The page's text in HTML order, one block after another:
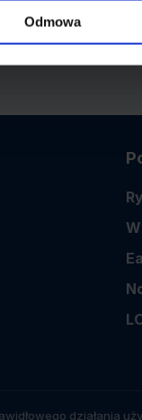
Odmowa
działania